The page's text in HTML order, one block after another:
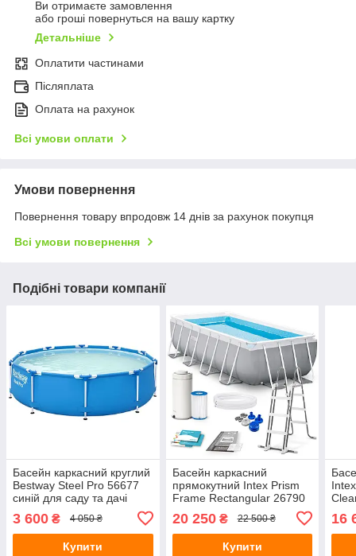
Ви отримаєте замовлення
або гроші повернуться на вашу картку
Детальніше
Оплатити частинами
Післяплата
Оплата на рахунок
Всі умови оплати
Умови повернення
Повернення товару впродовж 14 днів за рахунок покупця
Всі умови повернення
Подібні товари компанії
Басейн каркасний круглий
Bestway Steel Pro 56677
синій для саду та дачі
3 600 ₴ 4 050 ₴
Купити
Басейн каркасний
прямокутний Intex Prism
Frame Rectangular 26790
400х200х122 см з
картриджним фільтр-
20 250₴ 22 500 ₴
Купити
16